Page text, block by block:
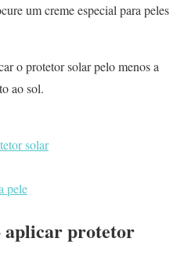
um creme especial para peles
o protetor solar pelo menos a
ao sol.
solar
pele
aplicar protetor